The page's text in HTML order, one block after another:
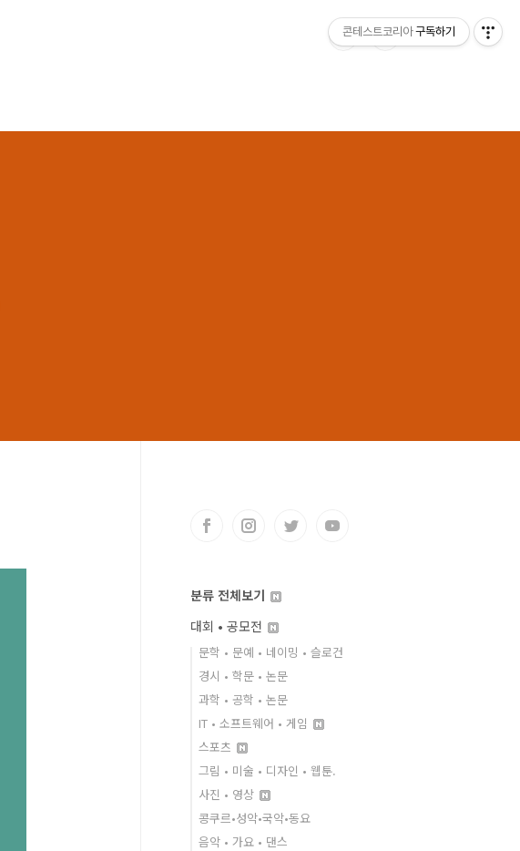
분류 전체보기
대회 • 공모전
문학 • 문예 • 네이밍 • 슬로건
경시 • 학문 • 논문
과학 • 공학 • 논문
IT • 소프트웨어 • 게임
스포츠
그림 • 미술 • 디자인 • 웹툰.
사진 • 영상
콩쿠르•성악•국악•동요
음악 • 가요 • 댄스
콘테스트코리아 구독하기